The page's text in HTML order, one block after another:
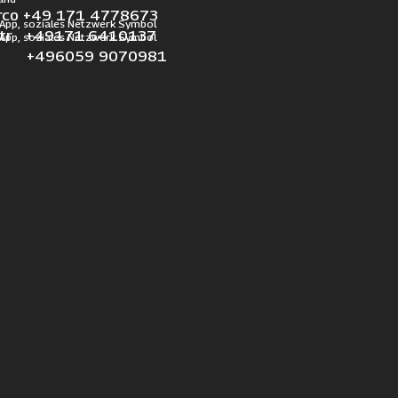
+49 171 4778673
+49171 6410137
+496059 9070981